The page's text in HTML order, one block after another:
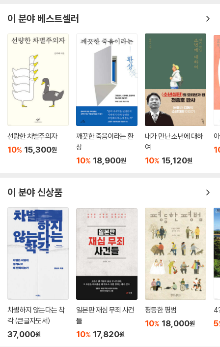
시절의 궁극적인 목적과 존재의 이유를 다시금 되새겨본다. 마지막으로 퀸
텐 매시스의 〈추한 공작 부인〉에서 노년에 대한 혐오와 차별을 읽고, 안나
도로테아 테르부슈의 〈안경을 쓴 자화상〉을 보며 멋지고 당당한 늙음도 가
능함을 발견한다. 무엇보다 노인을 단순히 ‘시혜의 대상’이 아닌 ‘권리 주체
의 당사자’라는 시선으로 바라볼 것을 요구한다.
이 분야 베스트셀러
선량한 차별주의자
10% 15,300원
깨끗한 죽음이라는 환
상
10% 18,900원
내가 만난 소년에 대하
여
10% 15,120원
이 분야 신상품
차별하지 않는다는 착
각 (큰글자도서)
37,000원
일본판 재심 무죄 사건
들
10% 17,820원
평등한 평범
10% 18,000원 5